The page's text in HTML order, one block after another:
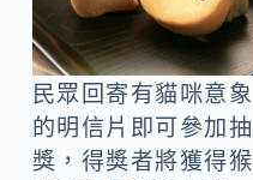
民眾回寄有貓咪意象
的明信片即可參加抽
獎，得獎者將獲得猴